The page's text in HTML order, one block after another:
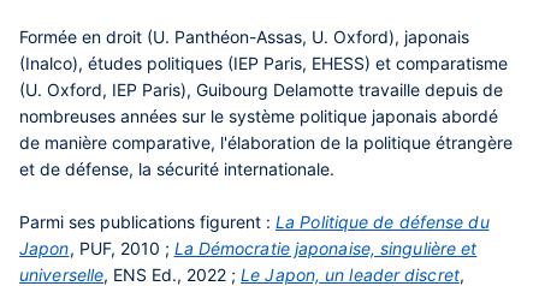
Formée en droit (U. Panthéon-Assas, U. Oxford), japonais
(Inalco), études politiques (IEP Paris, EHESS) et comparatisme
(U. Oxford, IEP Paris), Guibourg Delamotte travaille depuis de
nombreuses années sur le système politique japonais abordé
de manière comparative, l'élaboration de la politique étrangère
et de défense, la sécurité internationale.
Parmi ses publications figurent : La Politique de défense du
Japon, PUF, 2010 ; La Démocratie japonaise, singulière et
universelle, ENS Ed., 2022 ;Le Japon, un leader discret,